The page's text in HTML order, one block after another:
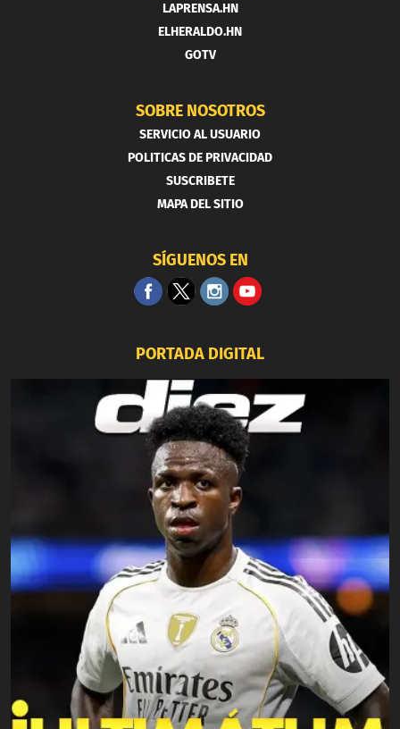
LAPRENSA.HN
ELHERALDO.HN
GOTV
SOBRE NOSOTROS
SERVICIO AL USUARIO
POLITICAS DE PRIVACIDAD
SUSCRIBETE
MAPA DEL SITIO
SÍGUENOS EN
PORTADA DIGITAL